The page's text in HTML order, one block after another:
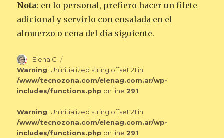
Nota: en lo personal, prefiero hacer un filete
adicional y servirlo con ensalada en el
almuerzo o cena del día siguiente.
Autor
Elena G
Warning: Uninitialized string offset 21 in
/www/tecnozona.com/elenag.com.ar/wp-
includes/functions.php on line 291
Warning: Uninitialized string offset 21 in
/www/tecnozona.com/elenag.com.ar/wp-
includes/functions.php on line 291